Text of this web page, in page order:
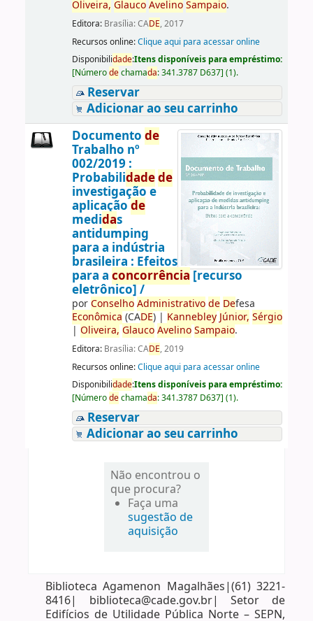
Oliveira, Glauco Avelino Sampaio.
Editora: Brasília: CADE, 2017
Recursos online:Clique aqui para acessar online
Disponibilidade:Itens disponíveis para empréstimo:
[Númerodechamada:341.3787 D637] (1).
Reservar
Adicionar ao seu carrinho
Documento de
Trabalho nº
002/2019 :
Probabilidadede
investigação e
aplicação de
medidas
antidumping
para a indústria
brasileira : Efeitos
para a concorrência [recurso
eletrônico] /
porConselho Administrativo de Defesa
Econômica (CADE)| Kannebley Júnior, Sérgio
| Oliveira, Glauco Avelino Sampaio.
Editora: Brasília: CADE, 2019
Recursos online:Clique aqui para acessar online
Disponibilidade:Itens disponíveis para empréstimo:
[Númerodechamada:341.3787 D637] (1).
Reservar
Adicionar ao seu carrinho
Não encontrou o
que procura?
Faça uma
sugestão de
aquisição
Biblioteca Agamenon Magalhães|(61) 3221-
8416| biblioteca@cade.gov.br| Setor de
Edifícios de Utilidade Pública Norte – SEPN,